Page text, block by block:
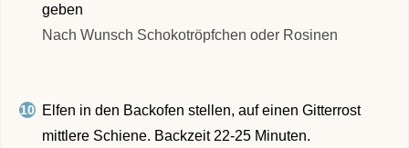
geben
Nach Wunsch Schokotröpfchen oder Rosinen
Elfen in den Backofen stellen, auf einen Gitterrost
mittlere Schiene. Backzeit 22-25 Minuten.